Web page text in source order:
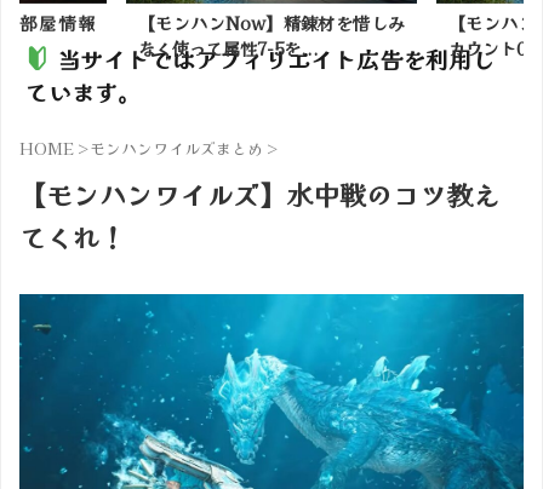
部屋情報
【モンハンNow】精錬材を惜しみ
なく使って属性7-5を...
【モンハ
カウント0
当サイトではアフィリエイト広告を利用し
ています。
HOME >モンハンワイルズまとめ >
【モンハンワイルズ】水中戦のコツ教え
てくれ！